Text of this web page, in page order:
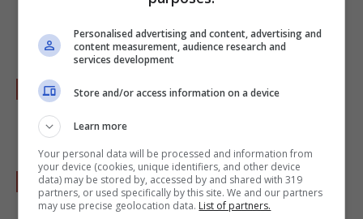
Eliminare i chiodi di garofano dalla
casseruola.
Lasciate riposare un paio di minuti prima di
servire il vostrorisotto con salsiccia
Personalised advertising and content, advertising and
content measurement, audience research and
services development
Store and/or access information on a device
Learn more
Your personal data will be processed and information from
your device (cookies, unique identifiers, and other device
data) may be stored by, accessed by and shared with 319
partners, or used specifically by this site. We and our partners
may use precise geolocation data. List of partners.